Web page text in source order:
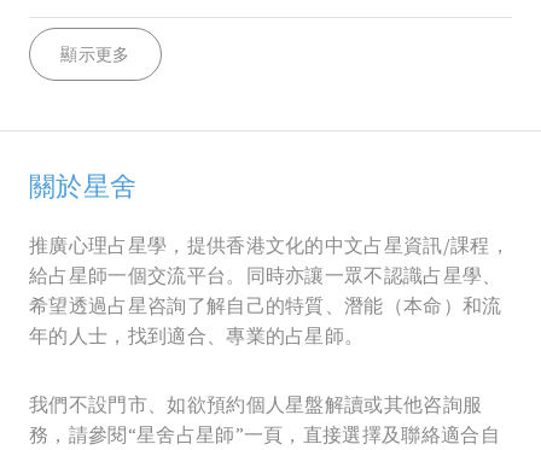
顯示更多
關於星舍
推廣心理占星學，提供香港文化的中文占星資訊/課程，
給占星師一個交流平台。同時亦讓一眾不認識占星學、
希望透過占星咨詢了解自己的特質、潛能（本命）和流
年的人士，找到適合、專業的占星師。
我們不設門市、如欲預約個人星盤解讀或其他咨詢服
務，請參閱“星舍占星師”一頁，直接選擇及聯絡適合自